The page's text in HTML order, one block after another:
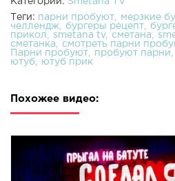
Теги: парни пробуют мерзкие
челлендж
бургеры рецепт
прикол
smetana tv сметана
сметанка
смотреть парни
Парни пробуют
пробуют парни
ютуб
ютуб прик
Похожее видео: